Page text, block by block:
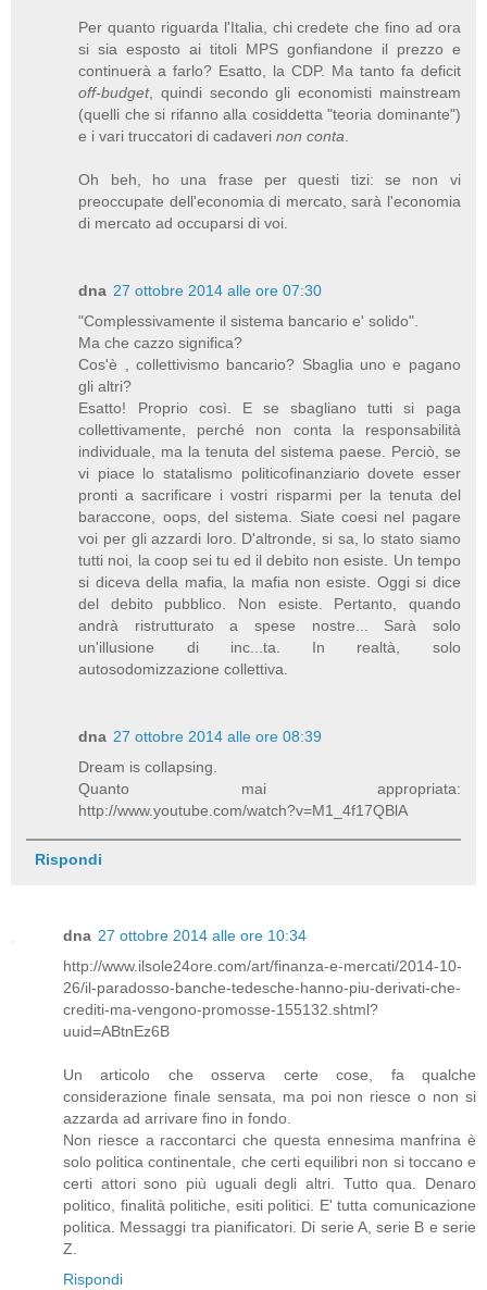
Per quanto riguarda l'Italia, chi credete che fino ad ora
si sia esposto ai titoli MPS gonfiandone il prezzo e
continuerà a farlo? Esatto, la CDP. Ma tanto fa deficit
off-budget, quindi secondo gli economisti mainstream
(quelli che si rifanno alla cosiddetta "teoria dominante")
e i vari truccatori di cadaverinon conta
Oh beh, ho una frase per questi tizi: se non vi
preoccupate dell'economia di mercato, sarà l'economia
di mercato ad occuparsi di voi.
dna 27 ottobre 2014 alle ore 07:30
"Complessivamente il sistema bancario e' solido".
Ma che cazzo significa?
Cos'è , collettivismo bancario? Sbaglia uno e pagano
gli altri?
Esatto! Proprio così. E se sbagliano tutti si paga
collettivamente, perché non conta la responsabilità
individuale, ma la tenuta del sistema paese. Perciò, se
vi piace lo statalismo politicofinanziario dovete esser
pronti a sacrificare i vostri risparmi per la tenuta del
baraccone, oops, del sistema. Siate coesi nel pagare
voi per gli azzardi loro. D'altronde, si sa, lo stato siamo
tutti noi, la coop sei tu ed il debito non esiste. Un tempo
si diceva della mafia, la mafia non esiste. Oggi si dice
del debito pubblico. Non esiste. Pertanto, quando
andrà ristrutturato a spese nostre... Sarà solo
un'illusione di inc...ta. In realtà, solo
autosodomizzazione collettiva.
dna 27 ottobre 2014 alle ore 08:39
Dream is collapsing.
Quanto mai appropriata:
http://www.youtube.com/watch?v=M1_4f17QBlA
Rispondi
dna 27 ottobre 2014 alle ore 10:34
http://www.ilsole24ore.com/art/finanza-e-mercati/2014-10-
26/il-paradosso-banche-tedesche-hanno-piu-derivati-che-
crediti-ma-vengono-promosse-155132.shtml?
uuid=ABtnEz6B
Un articolo che osserva certe cose, fa qualche
considerazione finale sensata, ma poi non riesce o non si
azzarda ad arrivare fino in fondo.
Non riesce a raccontarci che questa ennesima manfrina è
solo politica continentale, che certi equilibri non si toccano e
certi attori sono più uguali degli altri. Tutto qua. Denaro
politico, finalità politiche, esiti politici. E' tutta comunicazione
politica. Messaggi tra pianificatori. Di serie A, serie B e serie
Z.
Rispondi